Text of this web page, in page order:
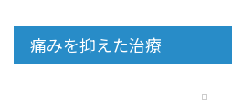
痛みを抑えた治療